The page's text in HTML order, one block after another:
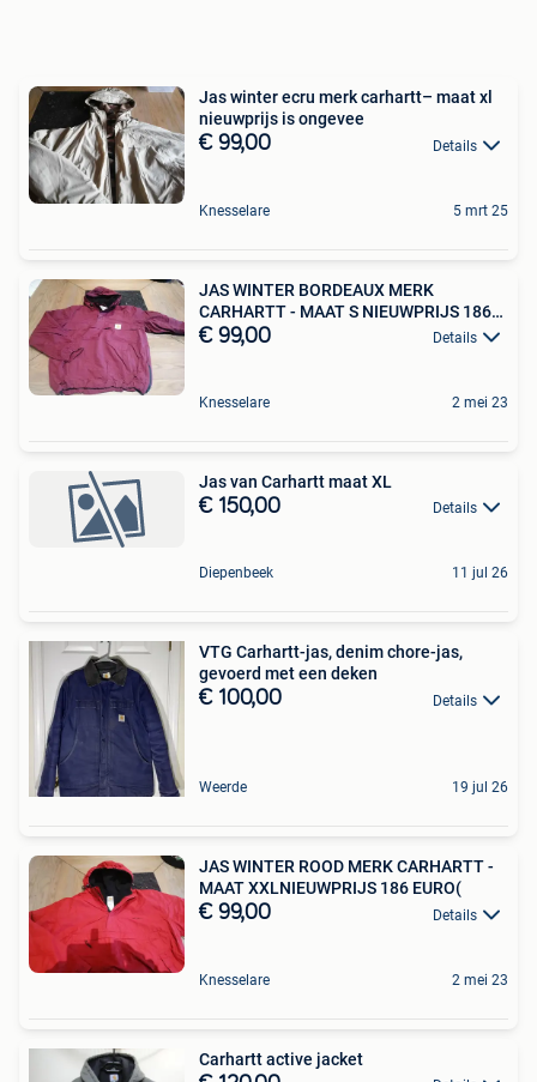
Jas winter ecru merk carhartt– maat xl
nieuwprijs is ongevee
€ 99,00 Details
Knesselare 5 mrt 25
JAS WINTER BORDEAUX MERK
CARHARTT - MAAT S NIEUWPRIJS 186
EU
€ 99,00 Details
Knesselare 2 mei 23
Jas van Carhartt maat XL
€ 150,00 Details
Diepenbeek 11 jul 26
VTG Carhartt-jas, denim chore-jas,
gevoerd met een deken
€ 100,00 Details
Weerde 19 jul 26
JAS WINTER ROOD MERK CARHARTT -
MAAT XXLNIEUWPRIJS 186 EURO(
€ 99,00 Details
Knesselare 2 mei 23
Carhartt active jacket